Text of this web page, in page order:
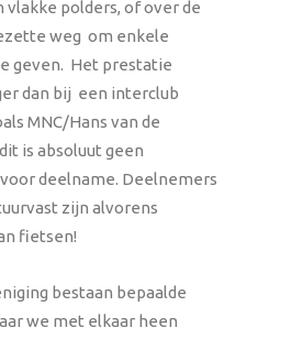
vlakke polders, of over de
weg om enkele
geven. Het prestatie
dan bij een interclub
MNC/Hans van de
is absoluut geen
deelname. Deelnemers
zijn alvorens
fietsen!
bestaan bepaalde
we met elkaar heen